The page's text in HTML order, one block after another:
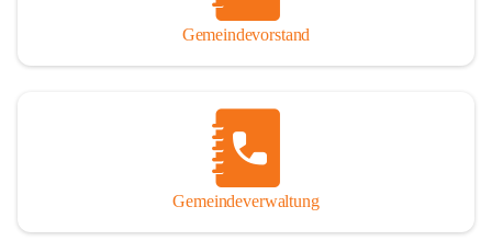
Gemeindevorstand
Gemeindeverwaltung